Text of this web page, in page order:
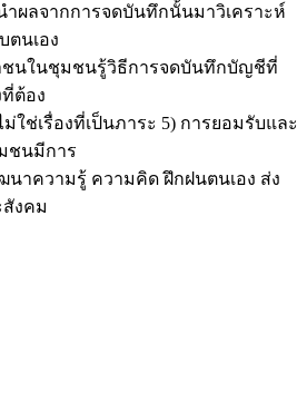
ผลจากการจดบันทึกนั้นมาวิเคราะห์
ตนเอง
ชนในชุมชนรู้วิธีการจดบันทึกบัญชีที่
ต้อง
ใช่เรื่องที่เป็นภาระ 5) การยอมรับและ
ชนมีการ
าความรู้ ความคิด ฝึกฝนตนเอง ส่ง
สังคม